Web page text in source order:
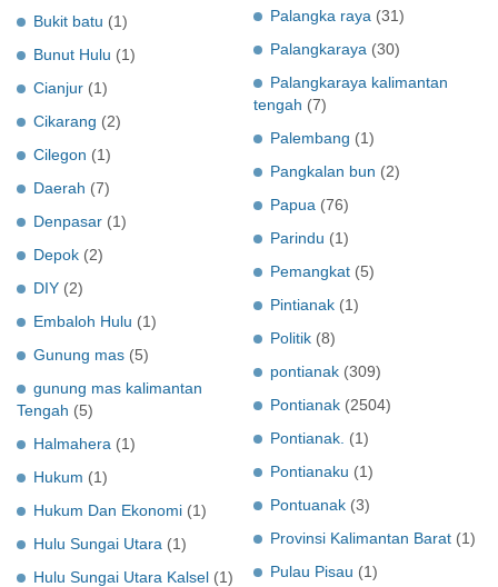
Bukit batu (1)
Bunut Hulu (1)
Cianjur (1)
Cikarang (2)
Cilegon (1)
Daerah (7)
Denpasar (1)
Depok (2)
DIY (2)
Embaloh Hulu (1)
Gunung mas (5)
gunung mas kalimantan
Tengah (5)
Halmahera (1)
Hukum (1)
Hukum Dan Ekonomi (1)
Hulu Sungai Utara (1)
Hulu Sungai Utara Kalsel (1)
Palangka raya (31)
Palangkaraya (30)
Palangkaraya kalimantan
tengah (7)
Palembang (1)
Pangkalan bun (2)
Papua (76)
Parindu (1)
Pemangkat (5)
Pintianak (1)
Politik (8)
pontianak (309)
Pontianak (2504)
Pontianak. (1)
Pontianaku (1)
Pontuanak (3)
Provinsi Kalimantan Barat (1)
Pulau Pisau (1)